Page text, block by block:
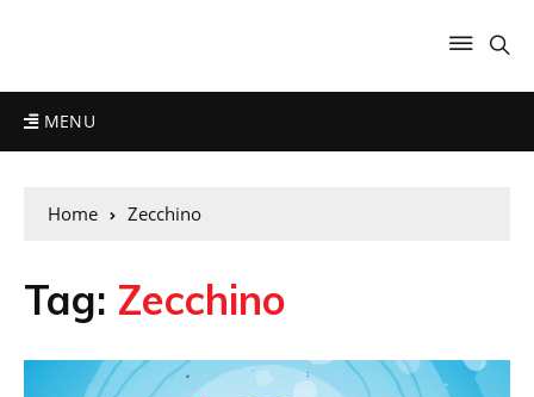
MENU
Home Zecchino
Tag: Zecchino